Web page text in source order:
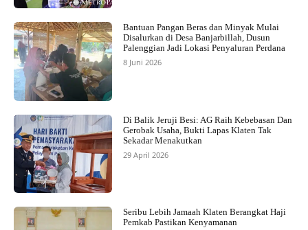
Bantuan Pangan Beras dan Minyak Mulai
Disalurkan di Desa Banjarbillah, Dusun
Palenggian Jadi Lokasi Penyaluran Perdana
8 Juni 2026
Di Balik Jeruji Besi: AG Raih Kebebasan Dan
Gerobak Usaha, Bukti Lapas Klaten Tak
Sekadar Menakutkan
29 April 2026
Seribu Lebih Jamaah Klaten Berangkat Haji
Pemkab Pastikan Kenyamanan